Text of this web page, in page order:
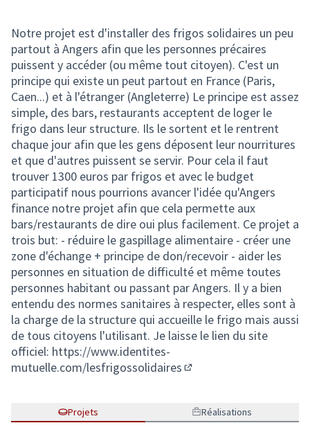
Notre projet est d'installer des frigos solidaires un peu
partout à Angers afin que les personnes précaires
puissent y accéder (ou même tout citoyen). C'est un
principe qui existe un peut partout en France (Paris,
Caen...) et à l'étranger (Angleterre) Le principe est assez
simple, des bars, restaurants acceptent de loger le
frigo dans leur structure. Ils le sortent et le rentrent
chaque jour afin que les gens déposent leur nourritures
et que d'autres puissent se servir. Pour cela il faut
trouver 1300 euros par frigos et avec le budget
participatif nous pourrions avancer l'idée qu'Angers
finance notre projet afin que cela permette aux
bars/restaurants de dire oui plus facilement. Ce projet a
trois but: - réduire le gaspillage alimentaire - créer une
zone d'échange + principe de don/recevoir - aider les
personnes en situation de difficulté et même toutes
personnes habitant ou passant par Angers. Il y a bien
entendu des normes sanitaires à respecter, elles sont à
la charge de la structure qui accueille le frigo mais aussi
de tous citoyens l'utilisant. Je laisse le lien du site
officiel: https://www.identites-
mutuelle.com/lesfrigossolidaires
Projets Réalisations